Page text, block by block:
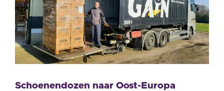
Schoenendozen naar Oost-Europa